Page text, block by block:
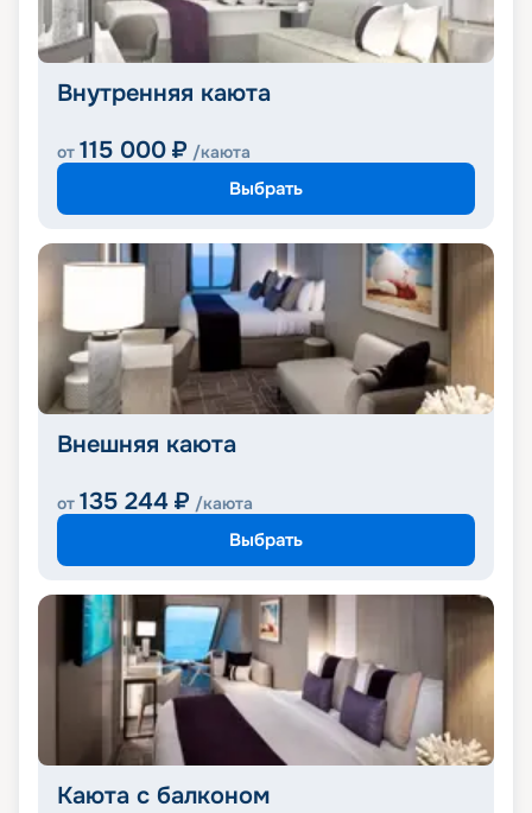
Внутренняя каюта
от 115 000 ₽ /каюта
Выбрать
Внешняя каюта
от 135 244 ₽ /каюта
Выбрать
Каюта с балконом